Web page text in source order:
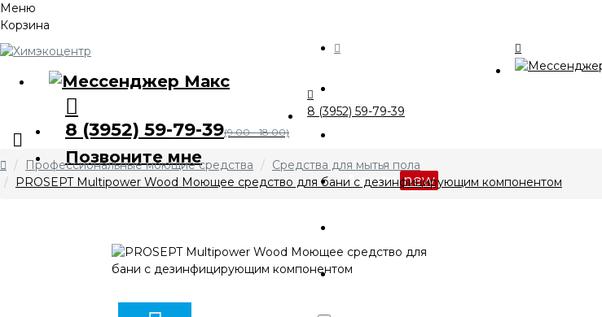
Меню
Корзина
8 (3952) 59-79-39(9.00 - 18.00)
Позвоните мне
Акции new
Контакты
8 (3952) 59-79-39
Профессиональные моющие средства
Средства для мытья пола
PROSEPT Multipower Wood Моющее средство для бани с дезинфицирующим компонентом